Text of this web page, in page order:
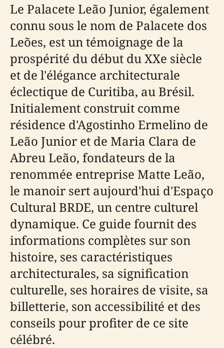
Le Palacete Leão Junior, également
connu sous le nom de Palacete dos
Leões, est un témoignage de la
prospérité du début du XXe siècle
et de l'élégance architecturale
éclectique de Curitiba, au Brésil.
Initialement construit comme
résidence d'Agostinho Ermelino de
Leão Junior et de Maria Clara de
Abreu Leão, fondateurs de la
renommée entreprise Matte Leão,
le manoir sert aujourd'hui d'Espaço
Cultural BRDE, un centre culturel
dynamique. Ce guide fournit des
informations complètes sur son
histoire, ses caractéristiques
architecturales, sa signification
culturelle, ses horaires de visite, sa
billetterie, son accessibilité et des
conseils pour profiter de ce site
célébré.